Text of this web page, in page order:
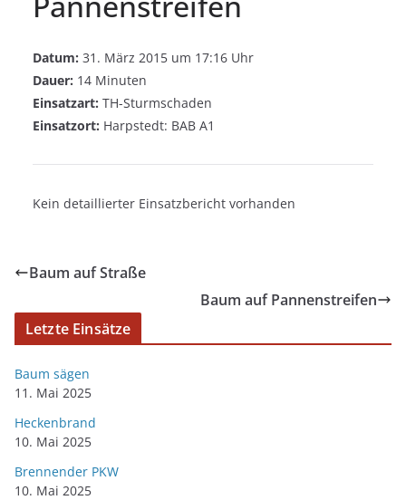
Datum: 31. März 2015 um 17:16 Uhr
Dauer: 14 Minuten
Einsatzart: TH-Sturmschaden
Einsatzort: Harpstedt: BAB A1
Kein detaillierter Einsatzbericht vorhanden
Baum auf Straße
Baum auf Pannenstreifen
Letzte Einsätze
Baum sägen
11. Mai 2025
Heckenbrand
10. Mai 2025
Brennender PKW
10. Mai 2025